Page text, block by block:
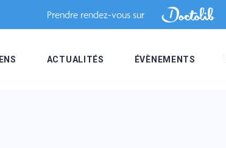
Prendre rendez-vous sur
ACTUALITÉS ÉVÈNEMENTS